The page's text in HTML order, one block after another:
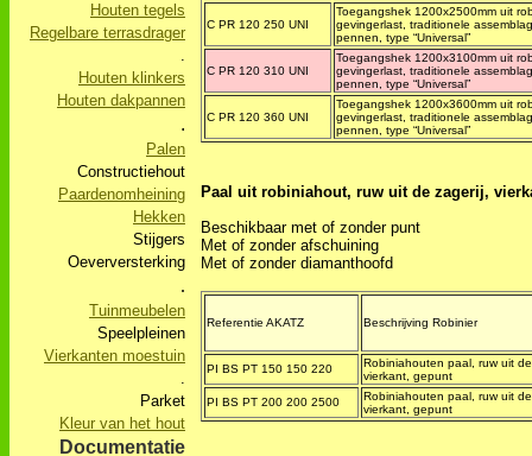
Houten tegels
Regelbare terrasdrager
.
Houten klinkers
Houten dakpannen
.
Palen
Constructiehout
Paardenomheining
Hekken
Stijgers
Oeverversterking
.
Tuinmeubelen
Speelpleinen
Vierkanten moestuin
.
Parket
Kleur van het hout
Documentatie
C PR 120 250 UNI
Toegangshek 1200x2500mm uit
gevingerlast, traditionele
pennen, type “Universal”
C PR 120 310 UNI
Toegangshek 1200x3100mm uit
gevingerlast, traditionele
pennen, type “Universal”
C PR 120 360 UNI
Toegangshek 1200x3600mm uit
gevingerlast, traditionele
pennen, type “Universal”
Paal uit robiniahout, ruw uit de zagerij,
Beschikbaar met of zonder punt
Met of zonder afschuining
Met of zonder diamanthoofd
Referentie AKATZ Beschrijving Robinier
PI BS PT 150 150 220
Robiniahouten paal, ruw uit
vierkant, gepunt
PI BS PT 200 200 2500
Robiniahouten paal, ruw uit
vierkant, gepunt